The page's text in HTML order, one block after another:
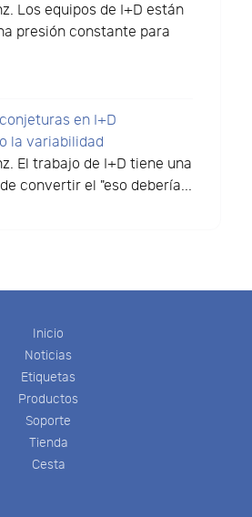
Los equipos de I+D están
presión constante para
en I+D
la variabilidad
El trabajo de I+D tiene una
convertir el "eso debería...
Inicio
Noticias
Etiquetas
Productos
Soporte
Tienda
Cesta